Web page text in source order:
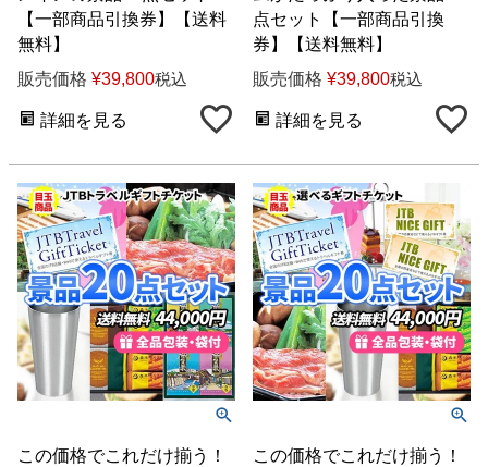
【一部商品引換券】【送料
無料】
販売価格 ¥39,800税込
詳細を見る
点セット【一部商品引換
券】【送料無料】
販売価格 ¥39,800税込
詳細を見る
この価格でこれだけ揃う！
この価格でこれだけ揃う！